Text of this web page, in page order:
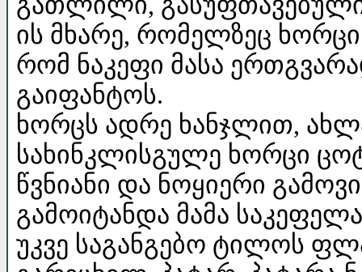
ის მხარე, რომელზეც
რომ ნაკეფი მასა
გაიფანტოს.
ხორცს ადრე ხანჯლით,
სახინკლისგულე ხორცი
წვნიანი და ნოყიერი
გამოიტანდა მამა
უკვე საგანგებო ტილოს